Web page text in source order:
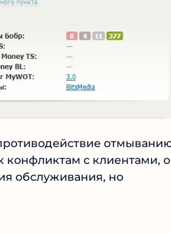
отмыванию
конфликтам с клиентами, о
обслуживания, но